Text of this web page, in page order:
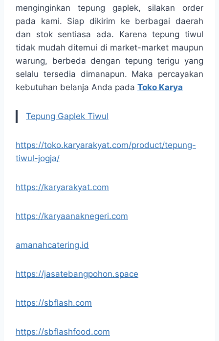
menginginkan tepung gaplek, silakan order
pada kami. Siap dikirim ke berbagai daerah
dan stok sentiasa ada. Karena tepung tiwul
tidak mudah ditemui di market-market maupun
warung, berbeda dengan tepung terigu yang
selalu tersedia dimanapun. Maka percayakan
kebutuhan belanja Anda pada Toko Karya
Tepung Gaplek Tiwul
https://toko.karyarakyat.com/product/tepung-
tiwul-jogja/
https://karyarakyat.com
https://karyaanaknegeri.com
amanahcatering.id
https://jasatebangpohon.space
https://sbflash.com
https://sbflashfood.com